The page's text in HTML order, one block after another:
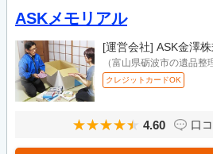
ASKメモリアル
[運営会社] ASK金澤
（富山県砺波市の遺品整
クレジットカードOK
4.60 口